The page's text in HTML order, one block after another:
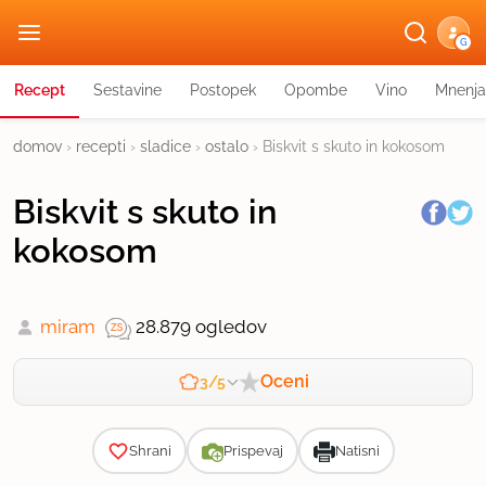
G
Recept Sestavine Postopek Opombe Vino Mnenja
domov › recepti › sladice › ostalo › Biskvit s skuto in kokosom
Biskvit s skuto in
kokosom
miram 28.879 ogledov
3/5 Oceni
Shrani Prispevaj Natisni